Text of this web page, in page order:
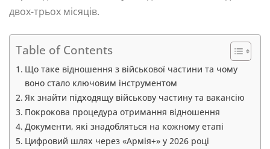
двох-трьох місяців.
Table of Contents
Що таке відношення з військової частини та чому
воно стало ключовим інструментом
Як знайти підходящу військову частину та вакансію
Покрокова процедура отримання відношення
Документи, які знадобляться на кожному етапі
Цифровий шлях через «Армія+» у 2026 році